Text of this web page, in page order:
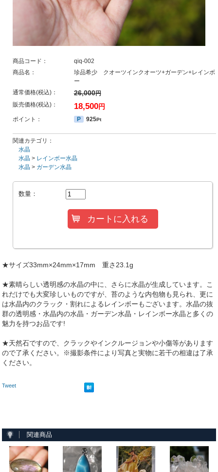
商品コード：
qiq-002
商品名：
珍品希少 クオーツインクオーツ+ガーデン+レインボ
ー
通常価格(税込)：
26,000円
販売価格(税込)： 18,500円
ポイント： P 925Pt
関連カテゴリ：
水晶
水晶 > レインボー水晶
水晶 > ガーデン水晶
数量：
★サイズ33mm×24mm×17mm 重さ23.1g
★素晴らしい透明感の水晶の中に、さらに水晶が生成しています。こ
れだけでも大変珍しいものですが、苔のような内包物も見られ、更に
は水晶内のクラック・割れによるレインボーもございます。水晶の抜
群の透明感・水晶内の水晶・ガーデン水晶・レインボー水晶と多くの
魅力を持つお品です!
★天然石ですので、クラックやインクルージョンや小傷等があります
ので了承ください。※撮影条件により写真と実物に若干の相違は了承
ください。
Tweet
関連商品